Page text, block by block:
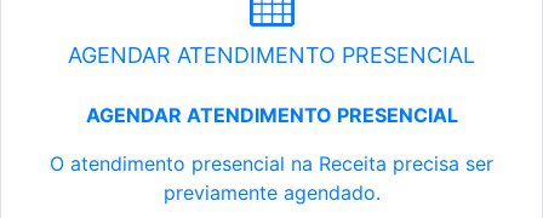
AGENDAR ATENDIMENTO PRESENCIAL
AGENDAR ATENDIMENTO PRESENCIAL
O atendimento presencial na Receita precisa ser
previamente agendado.